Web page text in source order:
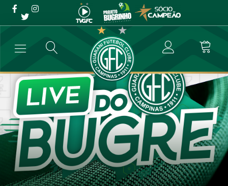
Não perca a Live do Bugre
→ Futebol Profissional → Não perca a Live do Bugre